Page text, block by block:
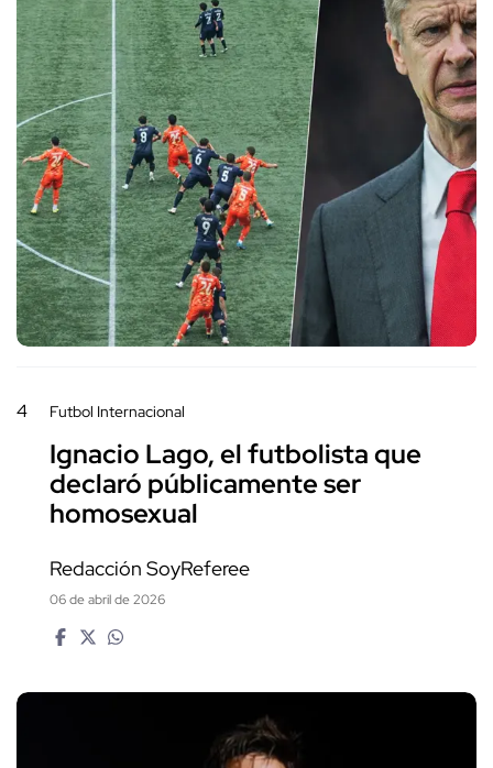
4 Futbol Internacional
Ignacio Lago, el futbolista que
declaró públicamente ser
homosexual
Redacción SoyReferee
06 de abril de 2026